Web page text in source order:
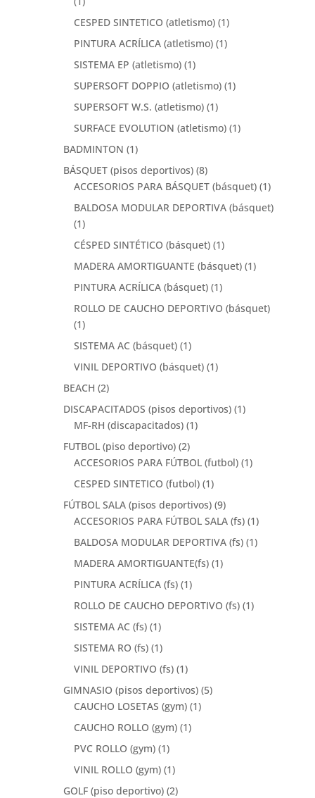
CESPED SINTETICO (atletismo) (1)
PINTURA ACRÍLICA (atletismo) (1)
SISTEMA EP (atletismo) (1)
SUPERSOFT DOPPIO (atletismo) (1)
SUPERSOFT W.S. (atletismo) (1)
SURFACE EVOLUTION (atletismo) (1)
BADMINTON (1)
BÁSQUET (pisos deportivos) (8)
ACCESORIOS PARA BÁSQUET (básquet) (1)
BALDOSA MODULAR DEPORTIVA (básquet)
(1)
CÉSPED SINTÉTICO (básquet) (1)
MADERA AMORTIGUANTE (básquet) (1)
PINTURA ACRÍLICA (básquet) (1)
ROLLO DE CAUCHO DEPORTIVO (básquet)
(1)
SISTEMA AC (básquet) (1)
VINIL DEPORTIVO (básquet) (1)
BEACH (2)
DISCAPACITADOS (pisos deportivos) (1)
MF-RH (discapacitados) (1)
FUTBOL (piso deportivo) (2)
ACCESORIOS PARA FÚTBOL (futbol) (1)
CESPED SINTETICO (futbol) (1)
FÚTBOL SALA (pisos deportivos) (9)
ACCESORIOS PARA FÚTBOL SALA (fs) (1)
BALDOSA MODULAR DEPORTIVA (fs) (1)
MADERA AMORTIGUANTE(fs) (1)
PINTURA ACRÍLICA (fs) (1)
ROLLO DE CAUCHO DEPORTIVO (fs) (1)
SISTEMA AC (fs) (1)
SISTEMA RO (fs) (1)
VINIL DEPORTIVO (fs) (1)
GIMNASIO (pisos deportivos) (5)
CAUCHO LOSETAS (gym) (1)
CAUCHO ROLLO (gym) (1)
PVC ROLLO (gym) (1)
VINIL ROLLO (gym) (1)
GOLF (piso deportivo) (2)